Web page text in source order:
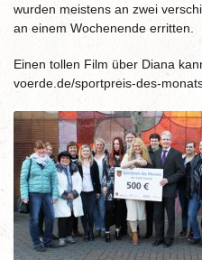
wurden meistens an zwei
an einem Wochenende erritten.
Einen tollen Film über Diana
voerde.de/sportpreis-des-